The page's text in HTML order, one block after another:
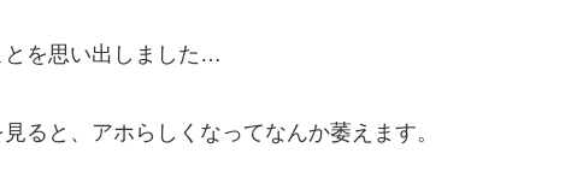
とを思い出しました…
ると、アホらしくなってなんか萎えます。